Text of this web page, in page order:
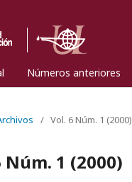
Números anteriores
/ Vol. 6 Núm. 1 (2000)
Núm. 1 (2000)